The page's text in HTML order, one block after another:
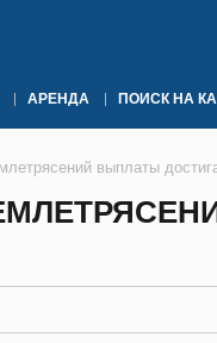
АРЕНДА ПОИСК НА
выплаты